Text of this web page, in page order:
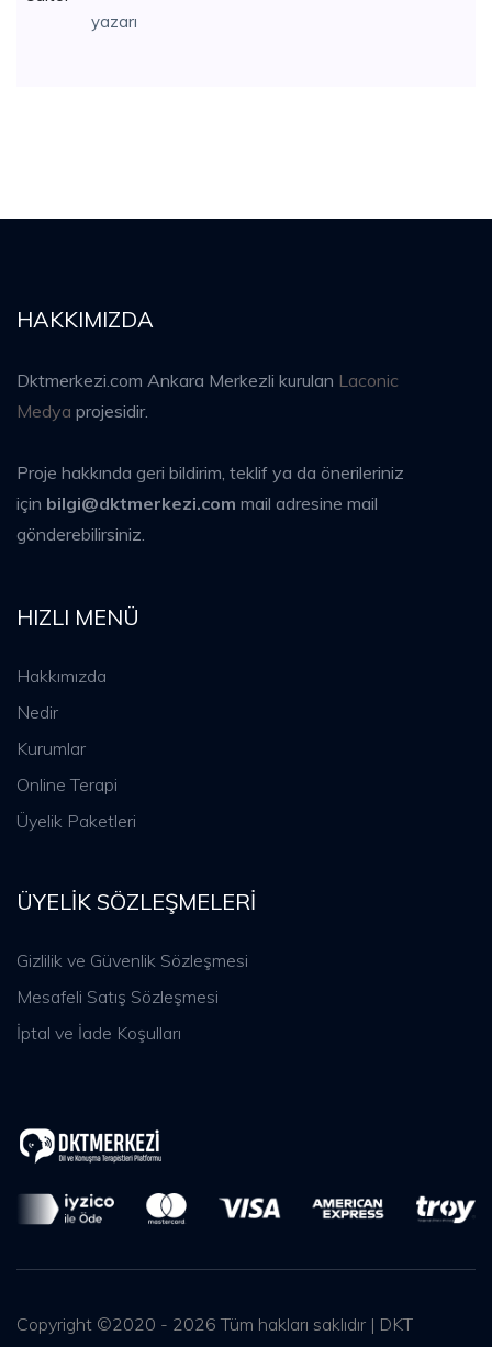
yazarı
HAKKIMIZDA
Dktmerkezi.com Ankara Merkezli kurulan Laconic
Medya projesidir.
Proje hakkında geri bildirim, teklif ya da önerileriniz
için bilgi@dktmerkezi.com mail adresine mail
gönderebilirsiniz.
HIZLI MENÜ
Hakkımızda
Nedir
Kurumlar
Online Terapi
Üyelik Paketleri
ÜYELIK SÖZLEŞMELERI
Gizlilik ve Güvenlik Sözleşmesi
Mesafeli Satış Sözleşmesi
İptal ve İade Koşulları
Copyright ©2020 - 2026 Tüm hakları saklıdır | DKT